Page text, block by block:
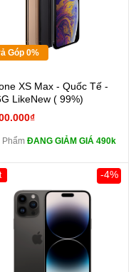
Góp 0%
XS Max - Quốc Tế -
LikeNew ( 99%)
Phẩm ĐANG GIẢM GIÁ 490k
-4%